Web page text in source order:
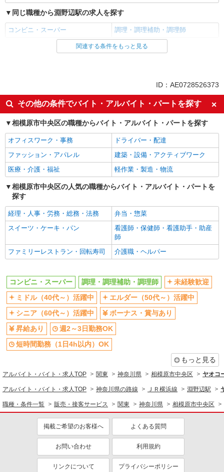
同じ職種から淵野辺駅の求人を探す
コンビニ・スーパー 調理・調理補助・調理師
同じ雇用形態から淵野辺駅の求人を探す
未経験歓迎
ミドル（40代～）活躍中
エルダー（50代～）活躍中
シニア（60代～）活躍中
ボーナス・賞与あり
昇給あり
週2～3日勤務OK
短時間勤務（1日4h以内）OK
扶養内勤務OK
交通費支給
社会保険あり
社員登用あり
同じ職種から求人を探す
販売・接客サービス
コンビニ・スーパー
飲食・フード
調理・調理補助・調理師
未経験歓迎
ミドル（40代～）活躍中
ボーナス・賞与あり
週2～3日勤務OK
短時間勤務（1日4h以内）OK
扶養内勤務OK
交通費支給
社員登用あり
関連する条件をもっと見る
ID：AE0728526373
その他の条件でバイト・アルバイト・パートを探す
相模原市中央区の職種からバイト・アルバイト・パートを探す
オフィスワーク・事務
ドライバー・配達
ファッション・アパレル
建築・設備・アクティブワーク
医療・介護・福祉
軽作業・製造・物流
相模原市中央区の人気の職種からバイト・アルバイト・パートを
探す
経理・人事・労務・総務・法務
弁当・惣菜
スイーツ・ケーキ・パン
看護師・保健師・看護助手・助産
師
ファミリーレストラン・回転寿司
介護職・ヘルパー
コンビニ・スーパー 調理・調理補助・調理師
未経験歓迎
ミドル（40代～）活躍中
エルダー（50代～）活躍中
シニア（60代～）活躍中
ボーナス・賞与あり
昇給あり
週2～3日勤務OK
短時間勤務（1日4h以内）OK
もっと見る
アルバイト・バイト・求人TOP 関東 神奈川県 相模原市中央区 ヤオコ
アルバイト・バイト・求人TOP 神奈川県の路線 ＪＲ横浜線 淵野辺駅
職種・条件一覧 販売・接客サービス 関東 神奈川県 相模原市中央区
掲載ご希望のお客様へ よくある質問
お問い合わせ 利用規約
リンクについて プライバシーポリシー